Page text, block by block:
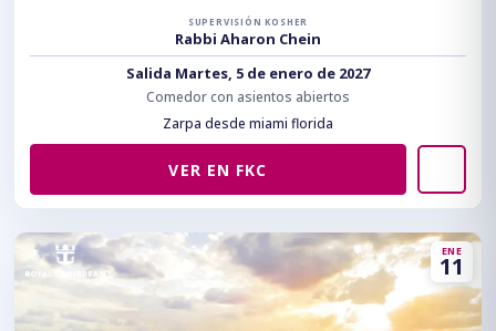
SUPERVISIÓN KOSHER
Rabbi Aharon Chein
Salida Martes, 5 de enero de 2027
Comedor con asientos abiertos
Zarpa desde miami florida
VER EN FKC
ENE
11